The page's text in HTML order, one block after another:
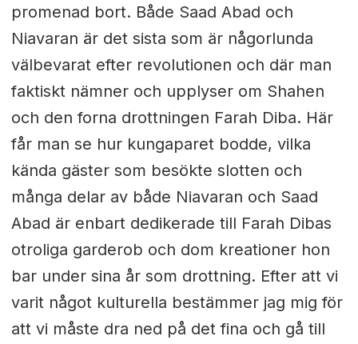
promenad bort. Både Saad Abad och
Niavaran är det sista som är någorlunda
välbevarat efter revolutionen och där man
faktiskt nämner och upplyser om Shahen
och den forna drottningen Farah Diba. Här
får man se hur kungaparet bodde, vilka
kända gäster som besökte slotten och
många delar av både Niavaran och Saad
Abad är enbart dedikerade till Farah Dibas
otroliga garderob och dom kreationer hon
bar under sina år som drottning. Efter att vi
varit något kulturella bestämmer jag mig för
att vi måste dra ned på det fina och gå till